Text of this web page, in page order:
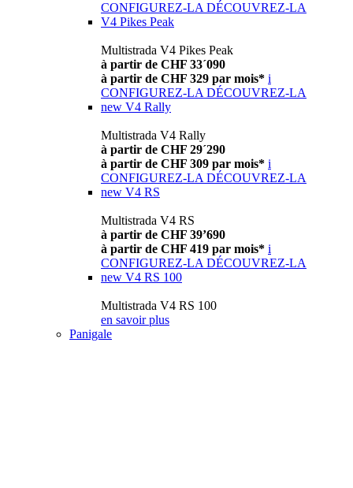
CONFIGUREZ-LA DÉCOUVREZ-LA
V4 Pikes Peak
Multistrada V4 Pikes Peak
à partir de CHF 33´090
à partir de CHF 329 par mois* i
CONFIGUREZ-LA DÉCOUVREZ-LA
new V4 Rally
Multistrada V4 Rally
à partir de CHF 29´290
à partir de CHF 309 par mois* i
CONFIGUREZ-LA DÉCOUVREZ-LA
new V4 RS
Multistrada V4 RS
à partir de CHF 39’690
à partir de CHF 419 par mois* i
CONFIGUREZ-LA DÉCOUVREZ-LA
new V4 RS 100
Multistrada V4 RS 100
en savoir plus
Panigale